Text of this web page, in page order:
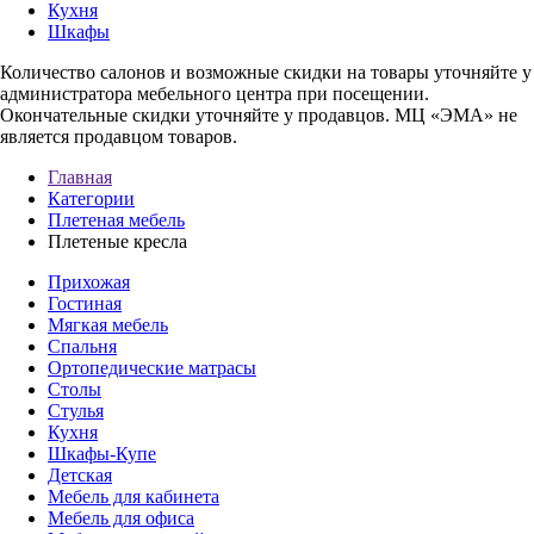
Кухня
Шкафы
Количество салонов и возможные скидки на товары уточняйте у
администратора мебельного центра при посещении.
Окончательные скидки уточняйте у продавцов. МЦ «ЭМА» не
является продавцом товаров.
Главная
Категории
Плетеная мебель
Плетеные кресла
Прихожая
Гостиная
Мягкая мебель
Спальня
Ортопедические матрасы
Столы
Стулья
Кухня
Шкафы-Купе
Детская
Мебель для кабинета
Мебель для офиса